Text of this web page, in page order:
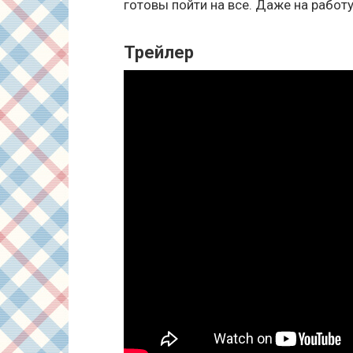
готовы пойти на все. Даже на
Трейлер